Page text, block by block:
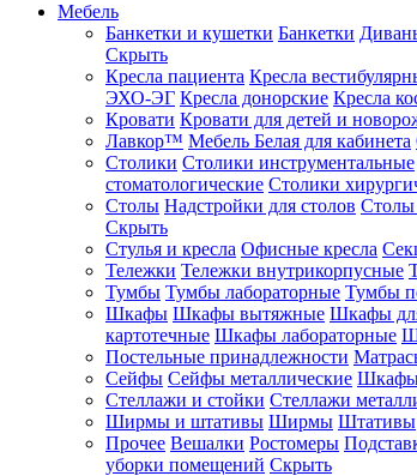
Мебель
Банкетки и кушетки Банкетки
Скрыть
Кресла пациента Кресла
ЭХО-ЭГ Кресла донорские Кресла
Кровати Кровати для детей и
Лавкор™ Мебель Белая для кабинета
Столики Столики инструментальные
стоматологические Столики
Столы Надстройки для столов Столы
Скрыть
Стулья и кресла Офисные кресла
Тележки Тележки внутрикорпусные
Тумбы Тумбы лабораторные Тумбы
Шкафы Шкафы вытяжные Шкафы
картотечные Шкафы лабораторные
Постельные принадлежности
Сейфы Сейфы металлические
Стеллажи и стойки Стеллажи
Ширмы и штативы Ширмы Штативы
Прочее Вешалки Ростомеры
уборки помещений Скрыть